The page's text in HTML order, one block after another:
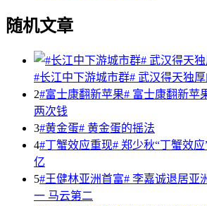
随机文章
#长江中下游城市群# 武汉得天独
2#富士康翻新苹果# 富士康翻新苹
两次钱
3#黄金蛋# 黄金蛋的摇法
4#丁蟹效应重现# 郑少秋“丁蟹效
亿
5#王健林亚洲首富# 李嘉诚退居亚
一 马云第二